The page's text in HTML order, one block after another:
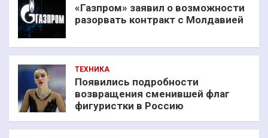
«Газпром» заявил о возможности
разорвать контракт с Молдавией
ТЕХНИКА
Появились подробности
возвращения сменившей флаг
фигуристки в Россию